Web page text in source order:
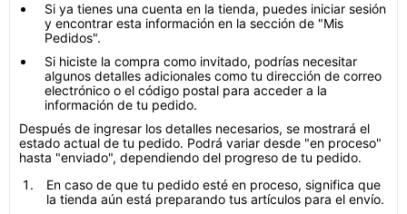
Si ya tienes una cuenta en la tienda, puedes iniciar sesión
y encontrar esta información en la sección de "Mis
Pedidos".
Si hiciste la compra como invitado, podrías necesitar
algunos detalles adicionales como tu dirección de correo
electrónico o el código postal para acceder a la
información de tu pedido.
Después de ingresar los detalles necesarios, se mostrará el
estado actual de tu pedido. Podrá variar desde "en proceso"
hasta "enviado", dependiendo del progreso de tu pedido.
En caso de que tu pedido esté en proceso, significa que
la tienda aún está preparando tus artículos para el envío.